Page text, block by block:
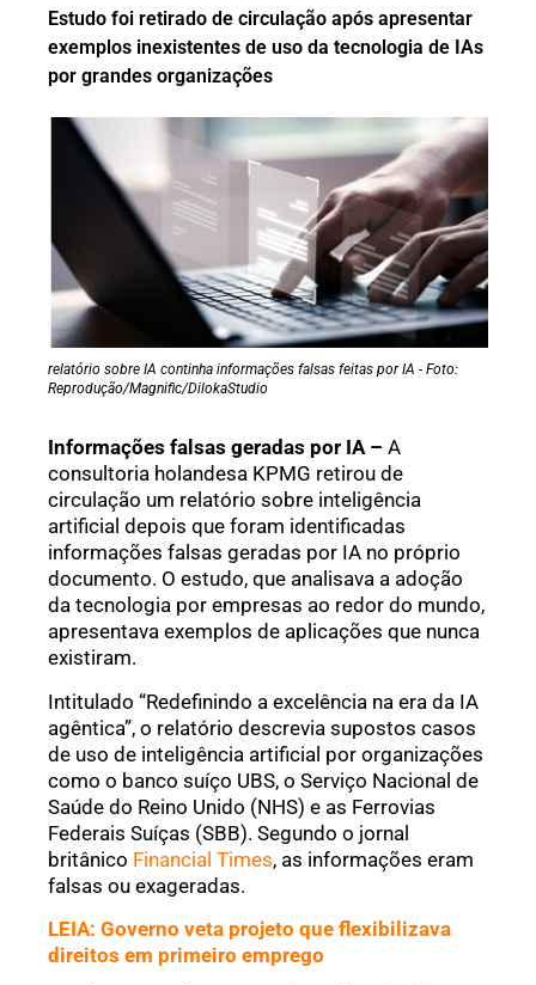
Estudo foi retirado de circulação após apresentar
exemplos inexistentes de uso da tecnologia de IAs
por grandes organizações
relatório sobre IA continha informações falsas feitas por IA - Foto:
Reprodução/Magnific/DilokaStudio
Informações falsas geradas por IA – A
consultoria holandesa KPMG retirou de
circulação um relatório sobre inteligência
artificial depois que foram identificadas
informações falsas geradas por IA no próprio
documento. O estudo, que analisava a adoção
da tecnologia por empresas ao redor do mundo,
apresentava exemplos de aplicações que nunca
existiram.
Intitulado “Redefinindo a excelência na era da IA
agêntica”, o relatório descrevia supostos casos
de uso de inteligência artificial por organizações
como o banco suíço UBS, o Serviço Nacional de
Saúde do Reino Unido (NHS) e as Ferrovias
Federais Suíças (SBB). Segundo o jornal
britânico Financial Times, as informações eram
falsas ou exageradas.
LEIA: Governo veta projeto que flexibilizava
direitos em primeiro emprego